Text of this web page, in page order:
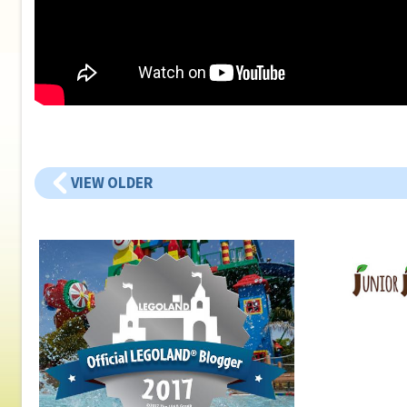
VIEW OLDER